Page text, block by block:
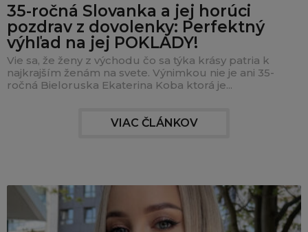
35-ročná Slovanka a jej horúci
pozdrav z dovolenky: Perfektný
výhľad na jej POKLADY!
Vie sa, že ženy z východu čo sa týka krásy patria k
najkrajším ženám na svete. Výnimkou nie je ani 35-
ročná Bieloruska Ekaterina Koba ktorá je...
VIAC ČLÁNKOV